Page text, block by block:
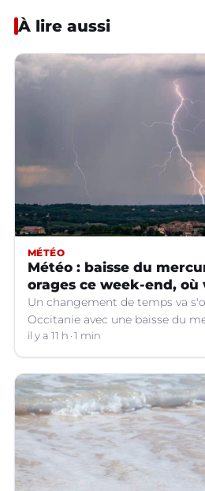
À lire aussi
MÉTÉO
Météo : baisse du
orages ce week-end,
Un changement de temps va
Occitanie avec une baisse du
d'orages dans certains
il y a 11 h 1 min